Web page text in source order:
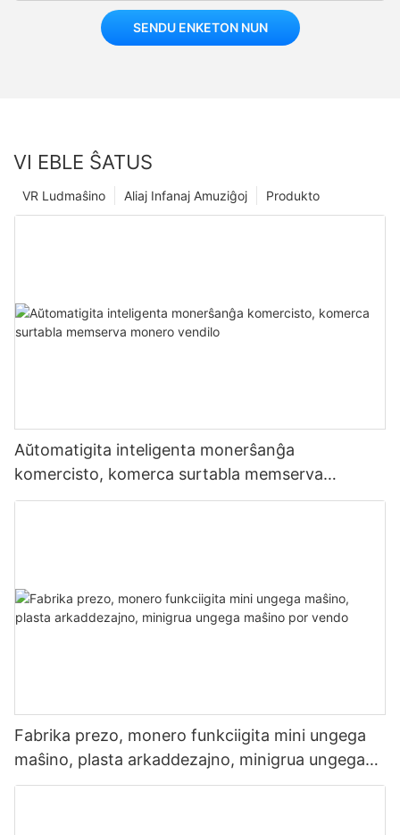
SENDU ENKETON NUN
VI EBLE ŜATUS
Produkto
Aliaj Infanaj Amuziĝoj
VR Ludmaŝino
Aŭtomatigita inteligenta monerŝanĝa
komercisto, komerca surtabla memserva
monero vendilo
Fabrika prezo, monero funkciigita mini ungega
maŝino, plasta arkaddezajno, minigrua ungega
maŝino por vendo